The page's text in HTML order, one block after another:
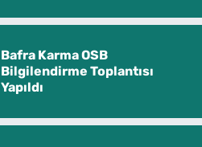
Bafra Karma OSB
Bilgilendirme Toplantısı
Yapıldı